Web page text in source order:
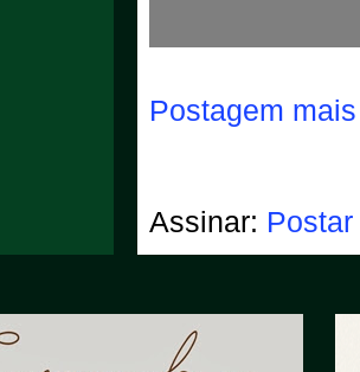
Postagem
Assinar: